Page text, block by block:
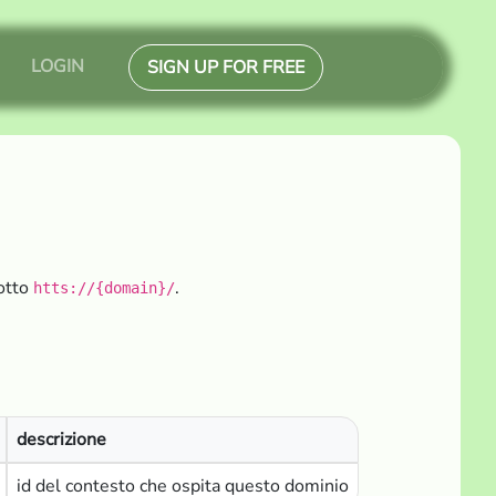
LOGIN SIGN UP FOR FREE
htts://{domain}/.
descrizione
id del contesto che ospita questo dominio